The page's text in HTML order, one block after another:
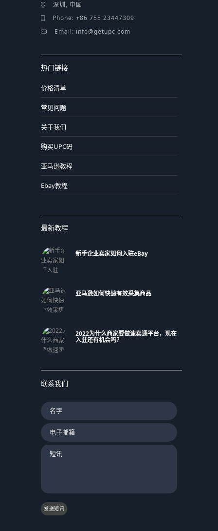
深圳, 中国
Phone: +86 755 23447309
Email: info@getupc.com
热门链接
价格清单
常见问题
关于我们
购买UPC码
亚马逊教程
Ebay教程
最新教程
新手企业卖家如何入驻eBay
亚马逊如何快速有效采集商品
2022为什么商家要做速卖通平台，现在
入驻还有机会吗？
联系我们
发送短讯